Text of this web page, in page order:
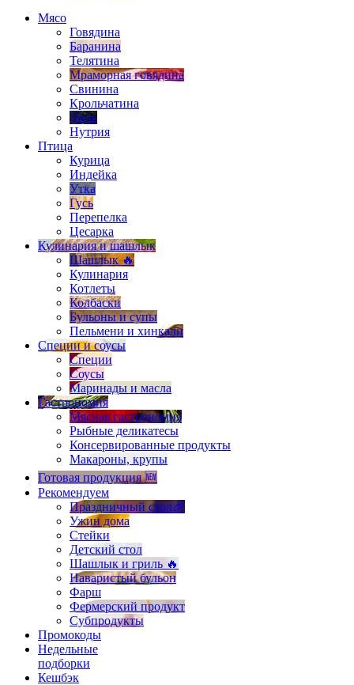
Мясо
Говядина
Баранина
Телятина
Мраморная говядина
Свинина
Крольчатина
Дичь
Нутрия
Птица
Курица
Индейка
Утка
Гусь
Перепелка
Цесарка
Кулинария и шашлык
Шашлык 🔥
Кулинария
Котлеты
Колбаски
Бульоны и супы
Пельмени и хинкали
Специи и соусы
Специи
Соусы
Маринады и масла
Гастрономия
Мясная гастрономия
Рыбные деликатесы
Консервированные продукты
Макароны, крупы
Готовая продукция 🆕
Рекомендуем
Праздничный стол🎉
Ужин дома
Стейки
Детский стол
Шашлык и гриль 🔥
Наваристый бульон
Фарш
Фермерский продукт
Субпродукты
Промокоды
Недельные
подборки
Кешбэк